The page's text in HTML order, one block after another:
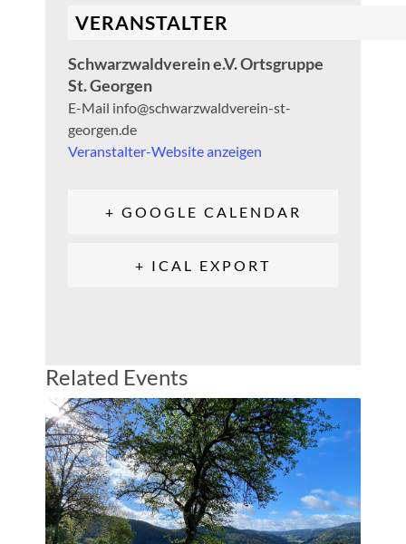
VERANSTALTER
Schwarzwaldverein e.V. Ortsgruppe
St. Georgen
E-Mail info@schwarzwaldverein-st-
georgen.de
Veranstalter-Website anzeigen
+ GOOGLE CALENDAR
+ ICAL EXPORT
Related Events